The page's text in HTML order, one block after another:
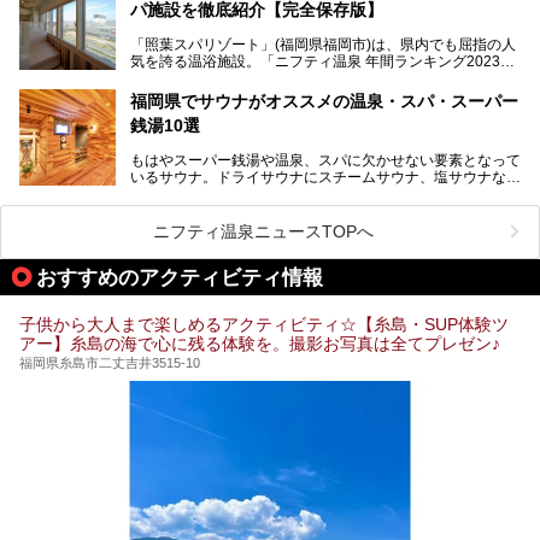
そこで今回は、ニフティ温泉ライターである筆者が現地訪
ーム・併設するレストランを体験し、それらの全貌を徹底紹
介します！
パ施設を徹底紹介【完全保存版】
「照葉スパリゾート」(福岡県福岡市)は、県内でも屈指の人
気を誇る温浴施設。「ニフティ温泉 年間ランキング2023」
常連客で賑わっています。
そこで今回は、ニフティ温泉ライターである筆者が現地体
ューズメント・宿泊施設・グルメ・その他施設まで、多彩な
る全貌と魅力を徹底紹介します！
福岡県でサウナがオススメの温泉・スパ・スーパー
銭湯10選
もはやスーパー銭湯や温泉、スパに欠かせない要素となって
いるサウナ。ドライサウナにスチームサウナ、塩サウナな
ペース、ロウリュウなど、心ゆくまで楽しむためのサービス
が充実した施設も多くみられます。
今回はそんなサウナにこだわった、福岡県内のオススメ温
泉・銭湯・スパを10件紹介したいと思います！
ニフティ温泉ニュースTOPへ
おすすめのアクティビティ情報
子供から大人まで楽しめるアクティビティ☆【糸島・SUP体験ツ
アー】糸島の海で心に残る体験を。撮影お写真は全てプレゼン♪
福岡県糸島市二丈吉井3515-10